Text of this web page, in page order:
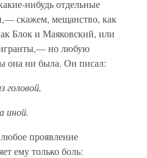
нибудь отдельные
скажем, мещанство, как
Блок и Маяковский, или
но любую
она ни была. Он писал:
головой,
иной.
проявление
ему только боль: